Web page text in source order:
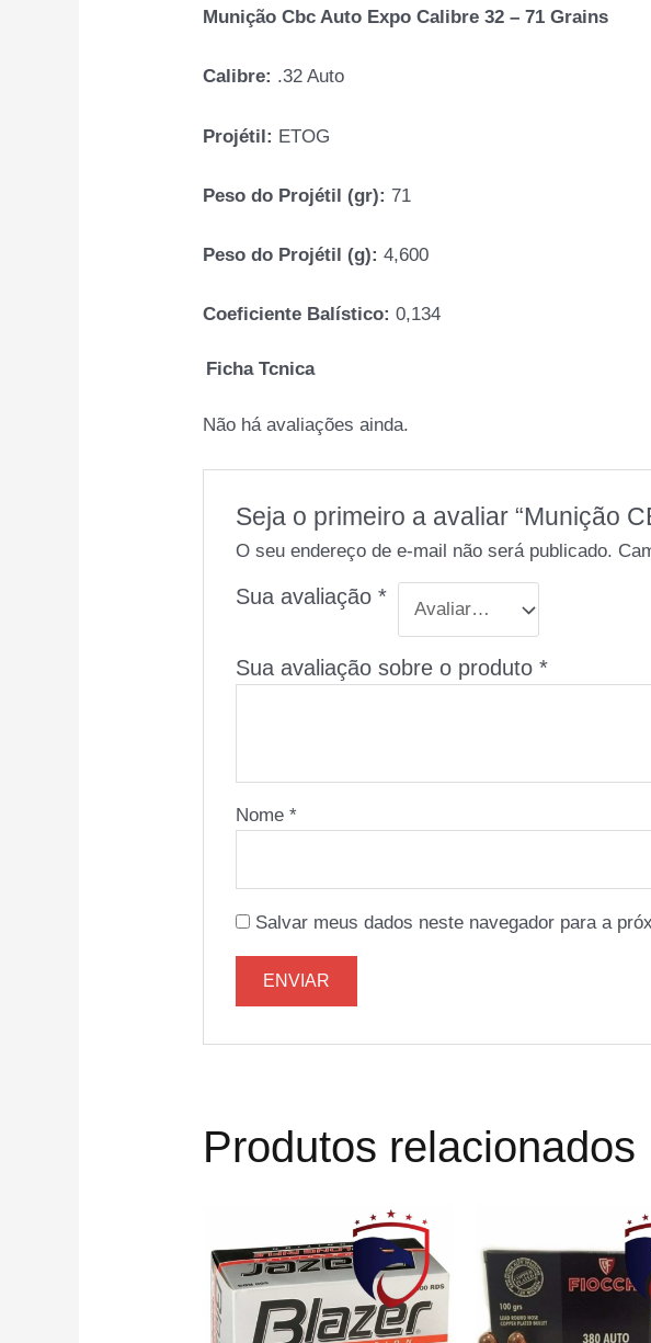
Munição Cbc Auto Expo Calibre 32 – 71 Grains
Calibre: .32 Auto
Projétil: ETOG
Peso do Projétil (gr): 71
Peso do Projétil (g): 4,600
Coeficiente Balístico: 0,134
Ficha Tcnica
Não há avaliações ainda.
Seja o primeiro a avaliar “Munição
O seu endereço de e-mail não será publicado.
Sua avaliação *
Sua avaliação sobre o produto *
Nome *
Salvar meus dados neste navegador para a
Produtos relacionados